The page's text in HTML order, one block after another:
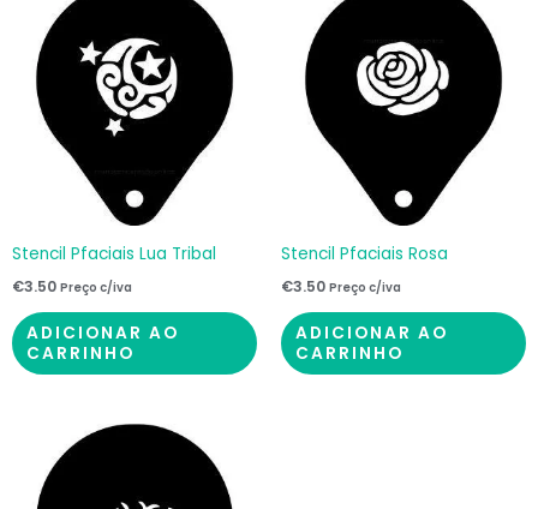
Stencil Pfaciais Lua Tribal
€3.50 Preço c/iva
ADICIONAR AO
CARRINHO
Stencil Pfaciais Rosa
€3.50 Preço c/iva
ADICIONAR AO
CARRINHO